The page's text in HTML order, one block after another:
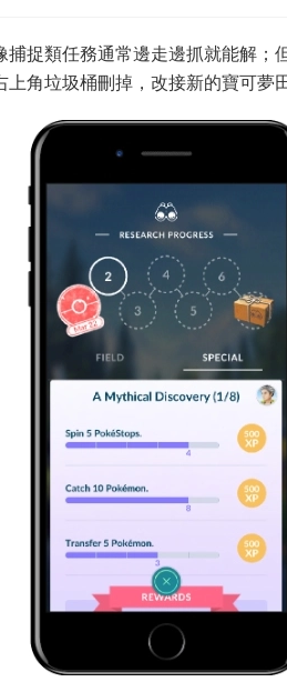
捕捉類任務通常邊走邊抓就能解
角垃圾桶刪掉，改接新的寶可夢